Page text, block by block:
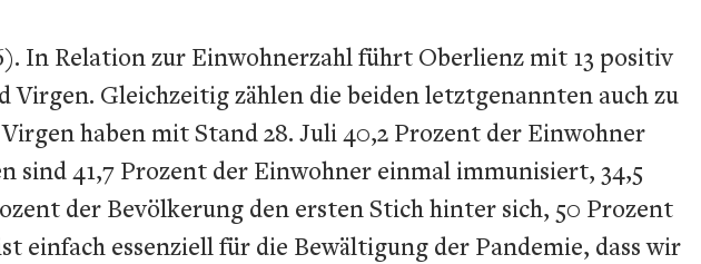
In Relation zur Einwohnerzahl führt Oberlienz mit 13 positiv
Gleichzeitig zählen die beiden letztgenannten auch zu
haben mit Stand 28. Juli 40,2 Prozent der Einwohner
41,7 Prozent der Einwohner einmal immunisiert, 34,5
der Bevölkerung den ersten Stich hinter sich, 50 Prozent
essenziell für die Bewältigung der Pandemie, dass wir